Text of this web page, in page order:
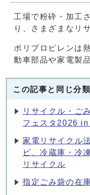
工場で粉砕・加工
り、さまざまなリ
ポリプロピレンは
動車部品や家電製
この記事と同じ分
リサイクル・ご
フェスタ2026 in
家電リサイクル
ビ、冷蔵庫・冷
リサイクル
指定ごみ袋の在